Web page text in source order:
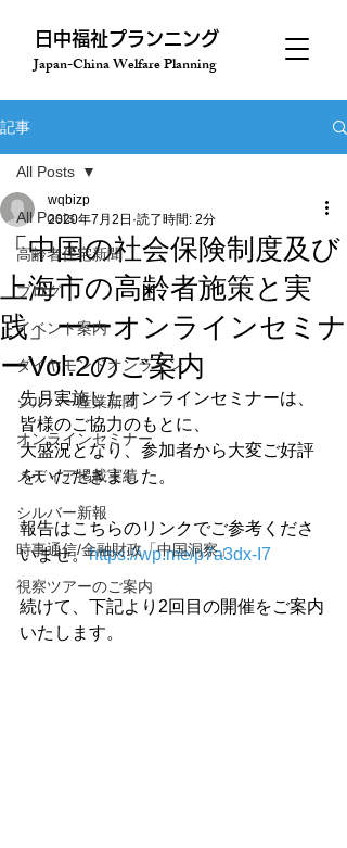
​日中福祉プランニング
Japan-China Welfare Planning
記事
All Posts
高齢者住宅新聞
ブログ
イベント案内
ダイヤモンドオンライン
シルバー産業新聞
オンラインセミナー
メディア掲載実績
シルバー新報
時事通信/金融財政「中国洞察」
視察ツアーのご案内
All Posts
「中国の社会保険制度及び
上海市の高齢者施策と実
践」ーーオンラインセミナ
ーVol.2のご案内
wqbizp
2020年7月2日 読了時間: 2分
先月実施したオンラインセミナーは、
皆様のご協力のもとに、
大盛況となり、参加者から大変ご好評
をいただきました。
報告はこちらのリンクでご参考くださ
いませ。https://wp.me/p7a3dx-I7
続けて、下記より2回目の開催をご案内
いたします。